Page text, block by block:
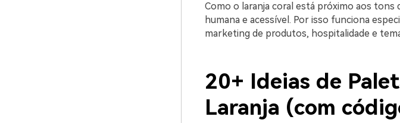
Como o laranja coral está próximo aos tons
humana e acessível. Por isso funciona
marketing de produtos, hospitalidade e
20+ Ideias de
Laranja (com